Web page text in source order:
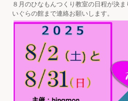
８月のひなもんつくり教室の日程が決
いぐらの館まで連絡お願いします。